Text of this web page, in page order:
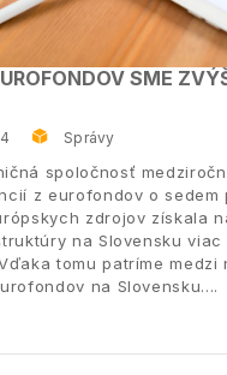
SME
Správy
spoločnosť
z eurofondov o sedem
zdrojov získala
na Slovensku viac
tomu patríme medzi
na Slovensku.